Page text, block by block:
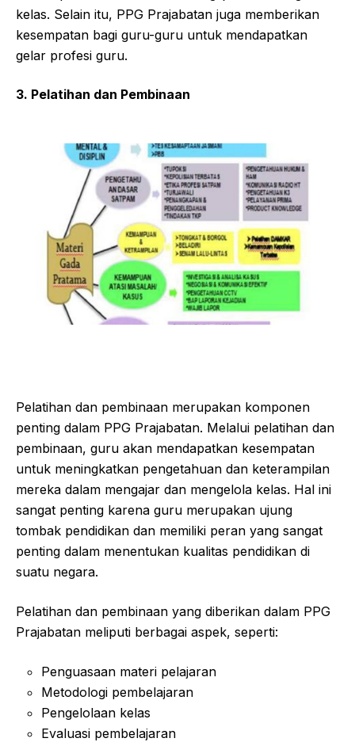
kelas. Selain itu, PPG Prajabatan juga memberikan
kesempatan bagi guru-guru untuk mendapatkan
gelar profesi guru.
3. Pelatihan dan Pembinaan
Pelatihan dan pembinaan merupakan komponen
penting dalam PPG Prajabatan. Melalui pelatihan dan
pembinaan, guru akan mendapatkan kesempatan
untuk meningkatkan pengetahuan dan keterampilan
mereka dalam mengajar dan mengelola kelas. Hal ini
sangat penting karena guru merupakan ujung
tombak pendidikan dan memiliki peran yang sangat
penting dalam menentukan kualitas pendidikan di
suatu negara.
Pelatihan dan pembinaan yang diberikan dalam PPG
Prajabatan meliputi berbagai aspek, seperti:
Penguasaan materi pelajaran
Metodologi pembelajaran
Pengelolaan kelas
Evaluasi pembelajaran